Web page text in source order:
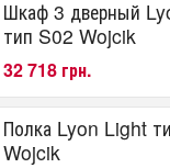
Шкаф 3 дверный
тип S02 Wojcik
32 718 грн.
Полка Lyon Light
Wojcik